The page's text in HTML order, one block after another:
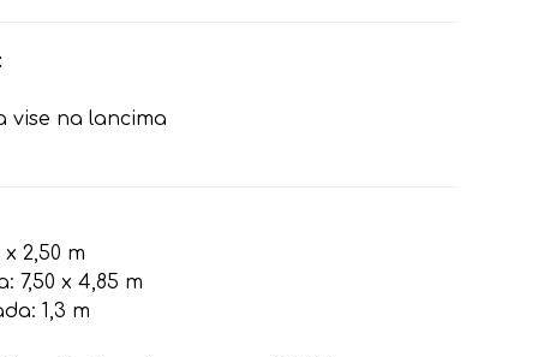
vise na lancima
x 2,50 m
7,50 x 4,85 m
1,3 m